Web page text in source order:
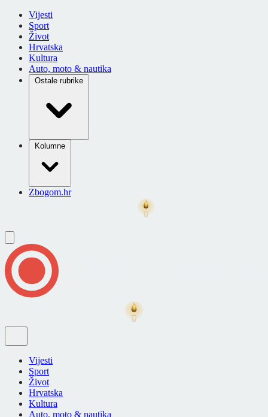
Vijesti
Sport
Život
Hrvatska
Kultura
Auto, moto & nautika
Ostale rubrike
Kolumne
Zbogom.hr
Vijesti
Sport
Život
Hrvatska
Kultura
Auto, moto & nautika